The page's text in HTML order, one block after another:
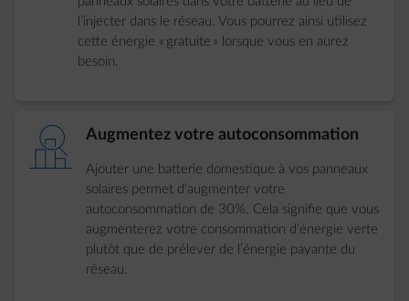
l’injecter dans le réseau. Vous pourrez ainsi utilisez
cette énergie « gratuite » lorsque vous en aurez
besoin.
element-barchart-inspect Augmentez votre autoconsommation
Ajouter une batterie domestique à vos panneaux
solaires permet d’augmenter votre
autoconsommation de 30%. Cela signifie que vous
augmenterez votre consommation d’énergie verte
plutôt que de prélever de l’énergie payante du
réseau.